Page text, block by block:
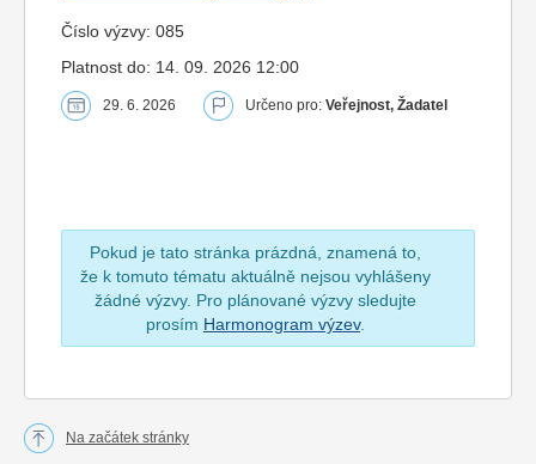
Číslo výzvy: 085
Platnost do: 14. 09. 2026 12:00
29. 6. 2026 Určeno pro: Veřejnost, Žadatel
Pokud je tato stránka prázdná, znamená to,
že k tomuto tématu aktuálně nejsou vyhlášeny
žádné výzvy. Pro plánované výzvy sledujte
prosím Harmonogram výzev.
Na začátek stránky